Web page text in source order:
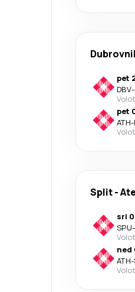
pet
DBV-
pet
ATH-
Split-
sri
SPU-
ned
ATH-